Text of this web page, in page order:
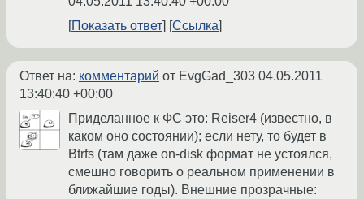
Показать ответ
Ссылка
Ответ на: комментарий от EvgGad_303 04.05.2011
13:40:40 +00:00
Приделанное к ФС это: Reiser4 (известно, в
каком оно состоянии); если нету, то будет в
Btrfs (там даже on-disk формат не устоялся,
смешно говорить о реальном применении в
ближайшие годы). Внешние прозрачные: